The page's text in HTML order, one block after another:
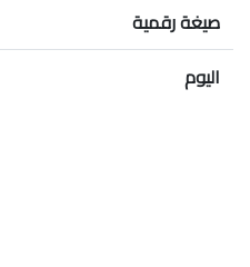
صيغة رقمية
اليوم